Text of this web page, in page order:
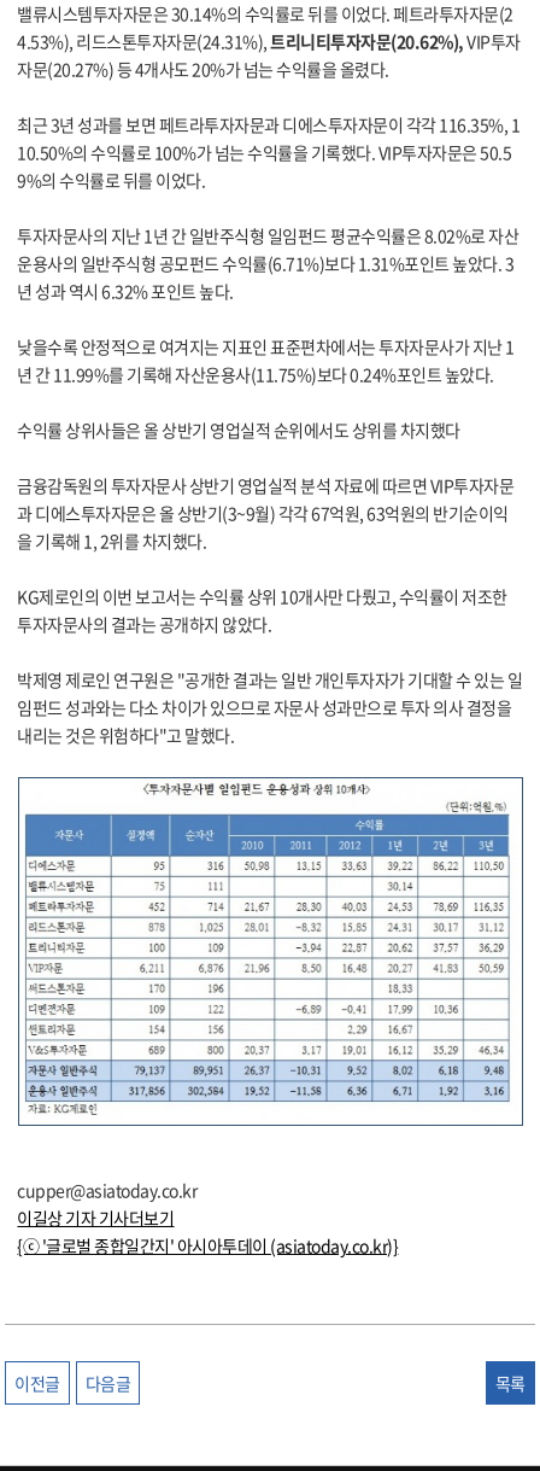
밸류시스템투자자문은 30.14%의 수익률로 뒤를 이었다. 페트라투자자문(2
4.53%), 리드스톤투자자문(24.31%),트리니티투자자문(20.62%),VIP투자
자문(20.27%) 등 4개사도 20%가 넘는 수익률을 올렸다.
최근 3년 성과를 보면 페트라투자자문과 디에스투자자문이 각각 116.35%, 1
10.50%의 수익률로 100%가 넘는 수익률을 기록했다. VIP투자자문은 50.5
9%의 수익률로 뒤를 이었다.
투자자문사의 지난 1년 간 일반주식형 일임펀드 평균수익률은 8.02%로 자산
운용사의 일반주식형 공모펀드 수익률(6.71%)보다 1.31%포인트 높았다. 3
년 성과 역시 6.32% 포인트 높다.
낮을수록 안정적으로 여겨지는 지표인 표준편차에서는 투자자문사가 지난 1
년 간 11.99%를 기록해 자산운용사(11.75%)보다 0.24%포인트 높았다.
수익률 상위사들은 올 상반기 영업실적 순위에서도 상위를 차지했다
금융감독원의 투자자문사 상반기 영업실적 분석 자료에 따르면 VIP투자자문
과 디에스투자자문은 올 상반기(3~9월) 각각 67억원, 63억원의 반기순이익
을 기록해 1, 2위를 차지했다.
KG제로인의 이번 보고서는 수익률 상위 10개사만 다뤘고, 수익률이 저조한
투자자문사의 결과는 공개하지 않았다.
박제영 제로인 연구원은 "공개한 결과는 일반 개인투자자가 기대할 수 있는 일
임펀드 성과와는 다소 차이가 있으므로 자문사 성과만으로 투자 의사 결정을
내리는 것은 위험하다"고 말했다.
cupper@asiatoday.co.kr
이길상 기자기사더보기
{ⓒ '글로벌 종합일간지' 아시아투데이 (asiatoday.co.kr)}
이전글 다음글 목록